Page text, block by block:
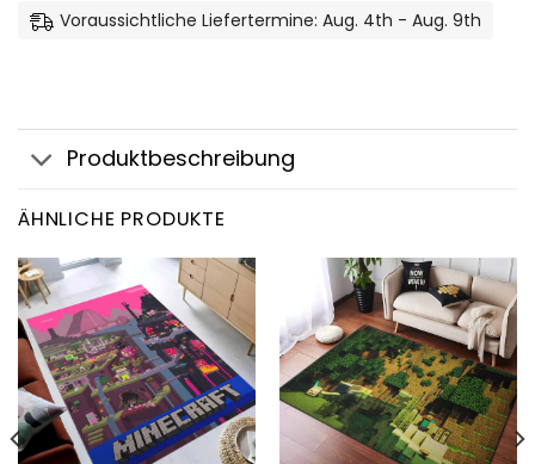
Voraussichtliche Liefertermine: Aug. 4th - Aug. 9th
Produktbeschreibung
ÄHNLICHE PRODUKTE